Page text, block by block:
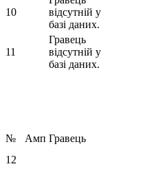
10
відсутній у
базі даних.
11
Гравець
відсутній у
базі даних.
№ Амп Гравець
12